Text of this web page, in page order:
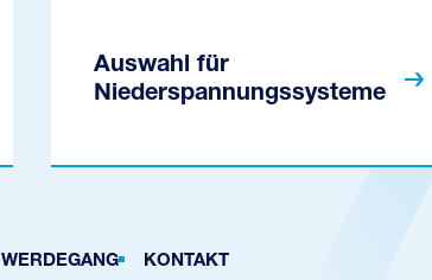
Auswahl für
Niederspannungssysteme
WERDEGANG KONTAKT